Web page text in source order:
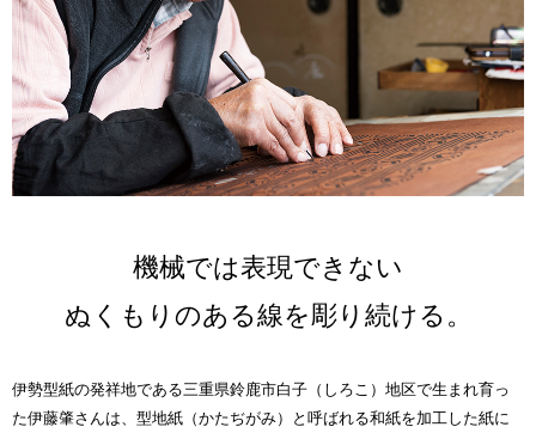
機械では表現できない
ぬくもりのある線を彫り続ける。
伊勢型紙の発祥地である三重県鈴鹿市白子（しろこ）地区で生まれ育っ
た伊藤肇さんは、型地紙（かたぢがみ）と呼ばれる和紙を加工した紙に